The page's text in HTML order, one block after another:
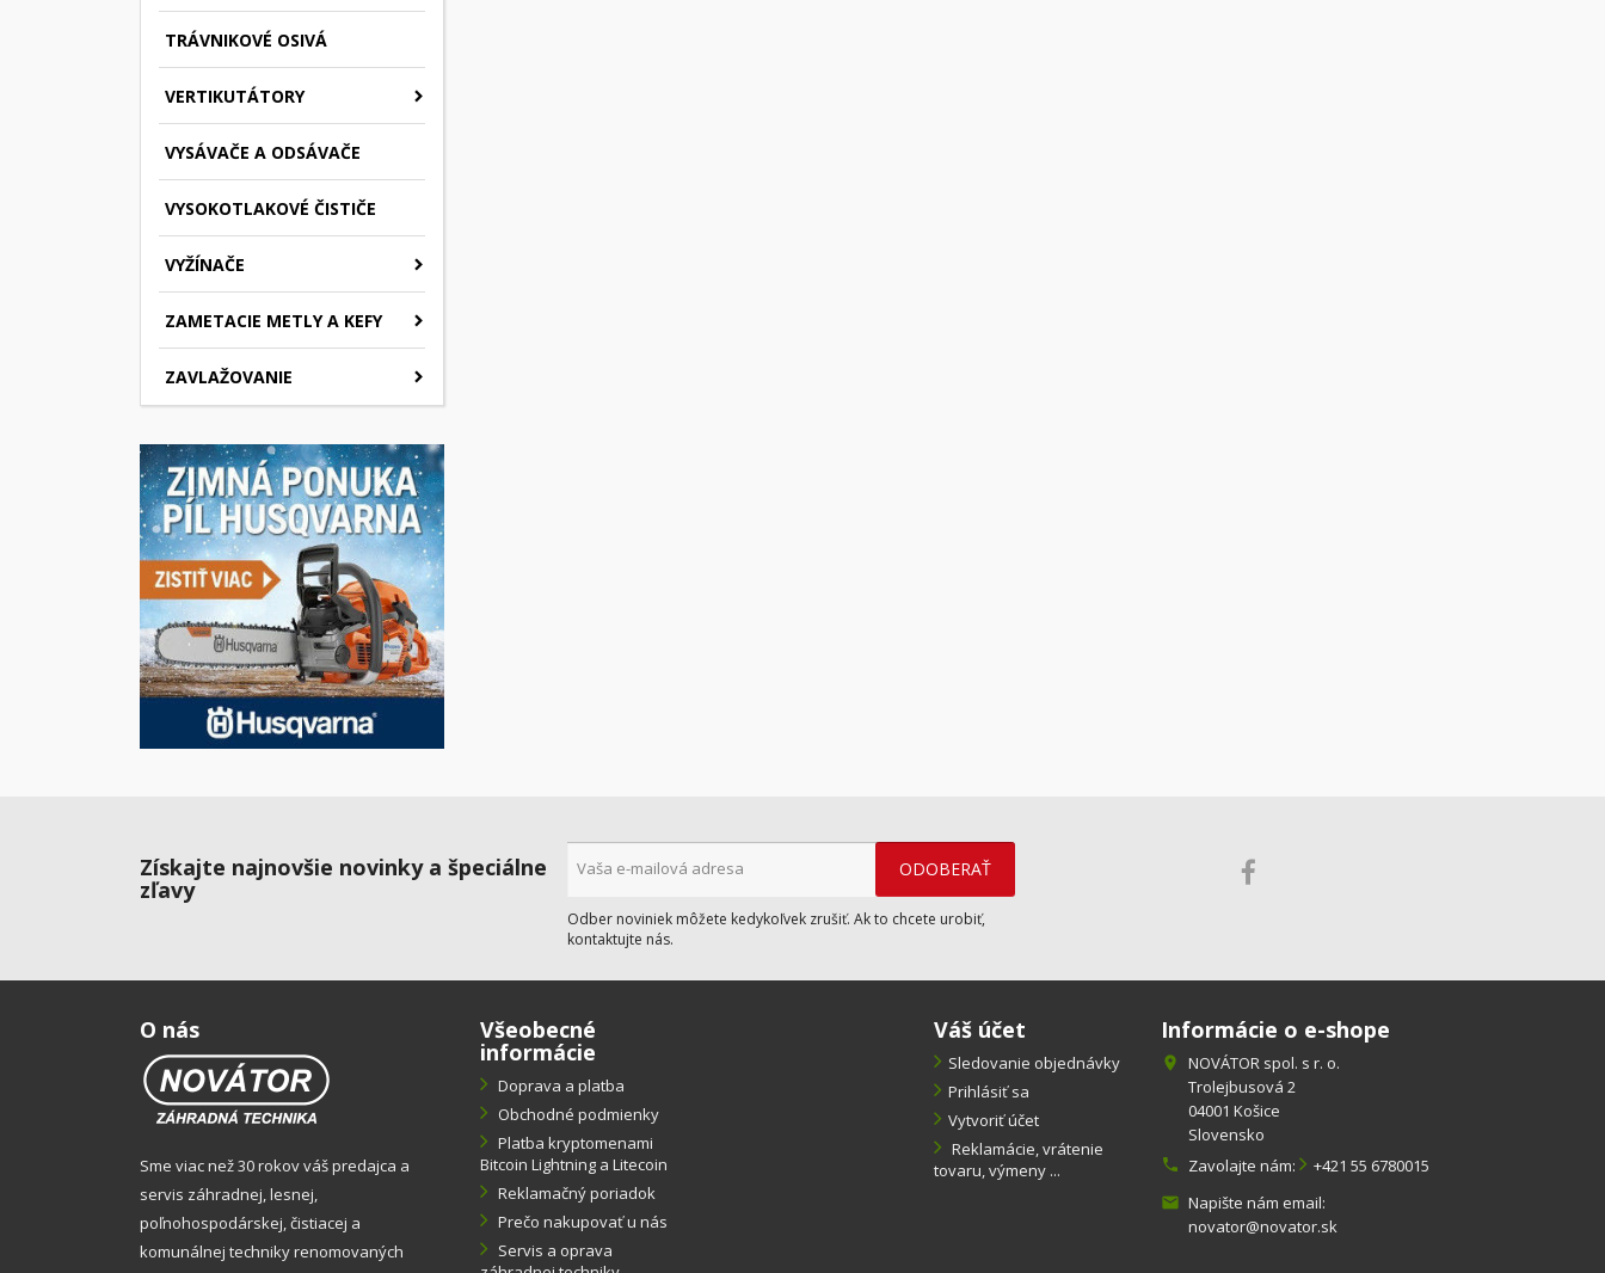
TRÁVNIKOVÉ OSIVÁ
VERTIKUTÁTORY
VYSÁVAČE A ODSÁVAČE
VYSOKOTLAKOVÉ ČISTIČE
VYŽÍNAČE
ZAMETACIE METLY A KEFY
ZAVLAŽOVANIE
Získajte najnovšie novinky a špeciálne
zľavy
Odber noviniek môžete kedykoľvek zrušiť. Ak to chcete urobiť,
kontaktujte nás.
O nás
Sme viac než 30 rokov váš predajca a
servis záhradnej, lesnej,
poľnohospodárskej, čistiacej a
komunálnej techniky renomovaných
Všeobecné
informácie
Doprava a platba
Obchodné podmienky
Platba kryptomenami
Bitcoin Lightning a Litecoin
Reklamačný poriadok
Prečo nakupovať u nás
Servis a oprava
Váš účet
Sledovanie objednávky
Prihlásiť sa
Vytvoriť účet
Reklamácie, vrátenie
tovaru, výmeny ...
Informácie o e-shope

NOVÁTOR spol. s r. o.
Trolejbusová 2
04001 Košice
Slovensko
 Zavolajte nám: +421 55 6780015
 Napište nám email:
novator@novator.sk